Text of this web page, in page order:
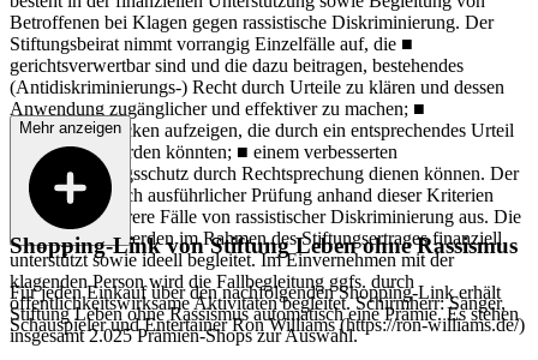
Betroffenen bei Klagen gegen rassistische Diskriminierung. Der
Stiftungsbeirat nimmt vorrangig Einzelfälle auf, die ■
gerichtsverwertbar sind und die dazu beitragen, bestehendes
(Antidiskriminierungs-) Recht durch Urteile zu klären und dessen
Anwendung zugänglicher und effektiver zu machen; ■
Rechtsschutzlücken aufzeigen, die durch ein entsprechendes Urteil
geschlossen werden könnten; ■ einem verbesserten
Diskriminierungsschutz durch Rechtsprechung dienen können. Der
Beirat wählt nach ausführlicher Prüfung anhand dieser Kriterien
einen oder mehrere Fälle von rassistischer Diskriminierung aus. Die
Kläger_innen werden im Rahmen des Stiftungsertrages finanziell
unterstützt sowie ideell begleitet. Im Einvernehmen mit der
klagenden Person wird die Fallbegleitung ggfs. durch
öffentlichkeitswirksame Aktivitäten begleitet. Schirmherr: Sänger,
Schauspieler und Entertainer Ron Williams (https://ron-williams.de/)
Mehr anzeigen
Shopping-Link vonStiftung Leben ohne Rassismus
Für jeden Einkauf über den nachfolgenden Shopping-Link erhält
Stiftung Leben ohne Rassismusautomatisch eine Prämie. Es stehen
insgesamt 2.025 Prämien-Shops zur Auswahl.